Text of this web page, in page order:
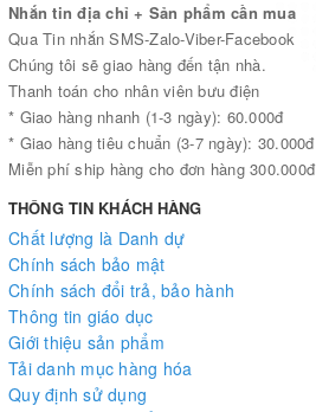
Nhắn tin địa chỉ + Sản phẩm cần mua
Qua Tin nhắn SMS-Zalo-Viber-Facebook
Chúng tôi sẽ giao hàng đến tận nhà.
Thanh toán cho nhân viên bưu điện
* Giao hàng nhanh (1-3 ngày): 60.000đ
* Giao hàng tiêu chuẩn (3-7 ngày): 30.000đ
Miễn phí ship hàng cho đơn hàng 300.000đ
THÔNG TIN KHÁCH HÀNG
Chất lượng là Danh dự
Chính sách bảo mật
Chính sách đổi trả, bảo hành
Thông tin giáo dục
Giới thiệu sản phẩm
Tải danh mục hàng hóa
Quy định sử dụng